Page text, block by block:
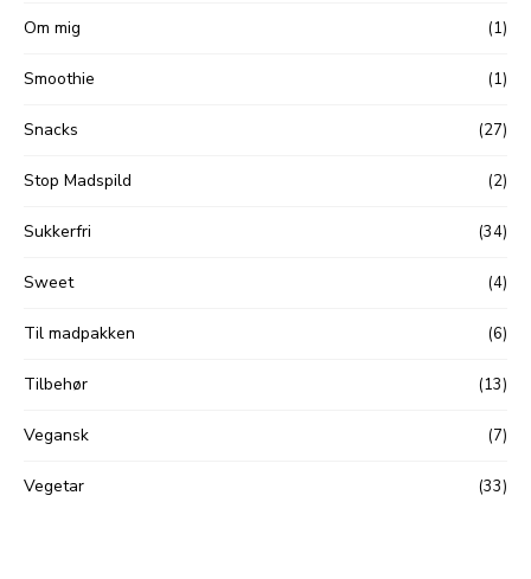
Om mig (1)
Smoothie (1)
Snacks (27)
Stop Madspild (2)
Sukkerfri (34)
Sweet (4)
Til madpakken (6)
Tilbehør (13)
Vegansk (7)
Vegetar (33)